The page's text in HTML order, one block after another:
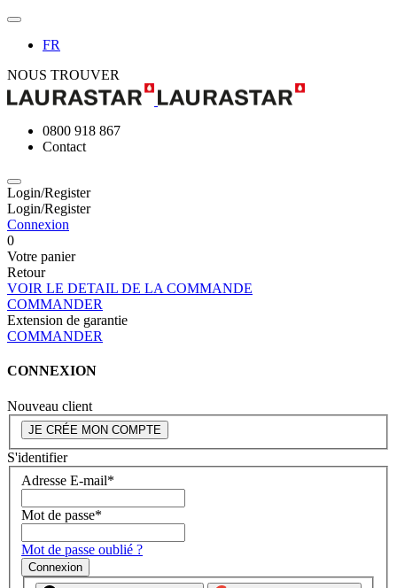
FR
NOUS TROUVER
0800 918 867
Contact
Login/Register
Login/Register
Connexion
0
Votre panier
Retour
VOIR LE DETAIL DE LA COMMANDE
COMMANDER
Extension de garantie
COMMANDER
CONNEXION
Nouveau client
JE CRÉE MON COMPTE
S'identifier
Adresse E-mail*
Mot de passe*
Mot de passe oublié ?
Connexion